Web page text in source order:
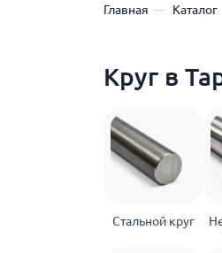
Главная Каталог
Круг в
Стальной круг